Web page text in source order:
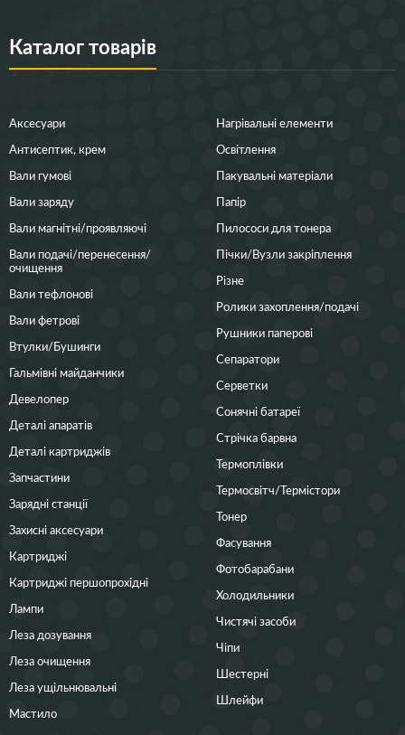
Каталог товарів
Аксесуари
Антисептик, крем
Вали гумові
Вали заряду
Вали магнітні/проявляючі
Вали подачі/перенесення/
очищення
Вали тефлонові
Вали фетрові
Втулки/Бушинги
Гальмівні майданчики
Девелопер
Деталі апаратів
Деталі картриджів
Запчастини
Зарядні станції
Захисні аксесуари
Картриджі
Картриджі першопрохідні
Лампи
Леза дозування
Леза очищення
Леза ущільнювальні
Мастило
Нагрівальні елементи
Освітлення
Пакувальні матеріали
Папір
Пилососи для тонера
Пічки/Вузли закріплення
Різне
Ролики захоплення/подачі
Рушники паперові
Сепаратори
Серветки
Сонячні батареї
Стрічка барвна
Термоплівки
Термосвітч/Термістори
Тонер
Фасування
Фотобарабани
Холодильники
Чистячі засоби
Чіпи
Шестерні
Шлейфи